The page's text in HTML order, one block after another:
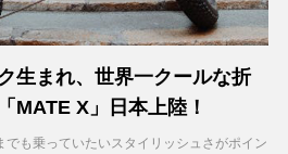
生まれ、世界一クールな折
MATE X」日本上陸！
も乗っていたいスタイリッシュさがポイン